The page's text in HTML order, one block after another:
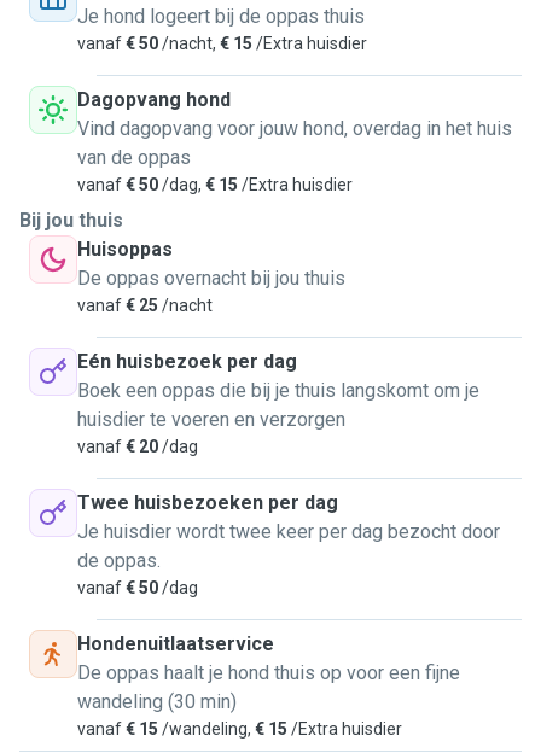
Je hond logeert bij de oppas thuis
vanaf€ 50/nacht, € 15 /Extra huisdier
Dagopvang hond
Vind dagopvang voor jouw hond, overdag in het huis
van de oppas
vanaf€ 50/dag, € 15 /Extra huisdier
Bij jou thuis
Huisoppas
De oppas overnacht bij jou thuis
vanaf€ 25 /nacht
Eén huisbezoek per dag
Boek een oppas die bij je thuis langskomt om je
huisdier te voeren en verzorgen
vanaf€ 20/dag
Twee huisbezoeken per dag
Je huisdier wordt twee keer per dag bezocht door
de oppas.
vanaf€ 50/dag
Hondenuitlaatservice
De oppas haalt je hond thuis op voor een fijne
wandeling (30 min)
vanaf€ 15 /wandeling, € 15 /Extra huisdier